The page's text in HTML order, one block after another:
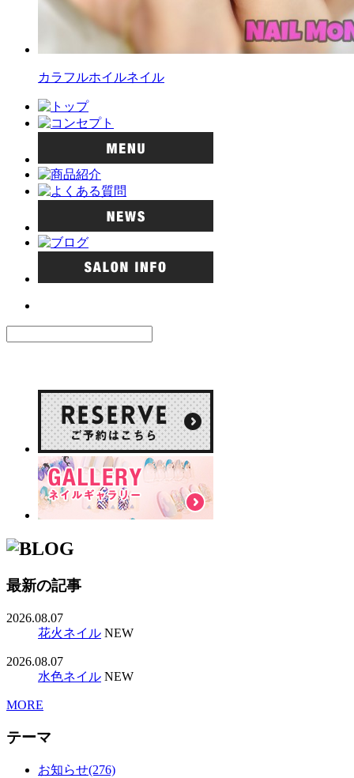
カラフルホイルネイル
最新の記事
2026.08.07
花火ネイル NEW
2026.08.07
水色ネイル NEW
MORE
テーマ
お知らせ(276)